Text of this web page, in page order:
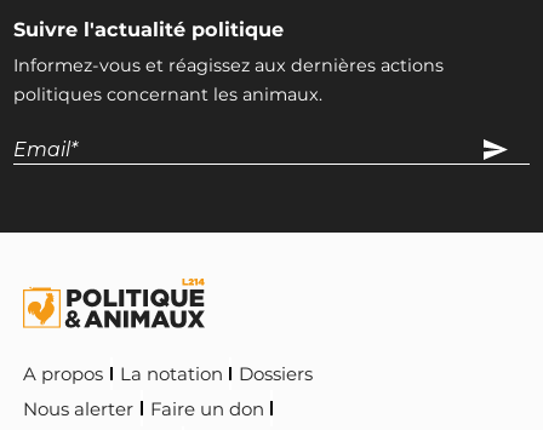
Suivre l'actualité politique
Informez-vous et réagissez aux dernières actions
politiques concernant les animaux.
A propos La notation
Dossiers
Nous alerter
Faire un don